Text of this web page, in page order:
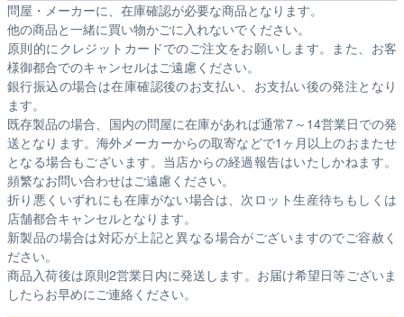
問屋・メーカーに、在庫確認が必要な商品となります。
他の商品と一緒に買い物かごに入れないでください。
原則的にクレジットカードでのご注文をお願いします。また、お客
様御都合でのキャンセルはご遠慮ください。
銀行振込の場合は在庫確認後のお支払い、お支払い後の発注となり
ます。
既存製品の場合、国内の問屋に在庫があれば通常7～14営業日での発
送となります。海外メーカーからの取寄などで1ヶ月以上のおまたせ
となる場合もございます。 当店からの経過報告はいたしかねます。
頻繁なお問い合わせはご遠慮ください。
折り悪くいずれにも在庫がない場合は、次ロット生産待ちもしくは
店舗都合キャンセルとなります。
新製品の場合は対応が上記と異なる場合がございますのでご容赦く
ださい。
商品入荷後は原則2営業日内に発送します。お届け希望日等ございま
したらお早めにご連絡ください。